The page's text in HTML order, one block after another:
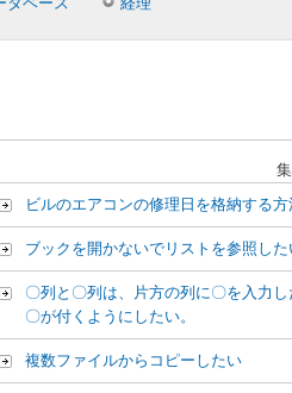
ビルのエアコンの修理日を格納する方
ブックを開かないでリストを参照した
〇列と〇列は、片方の列に〇を入力
〇が付くようにしたい。
複数ファイルからコピーしたい